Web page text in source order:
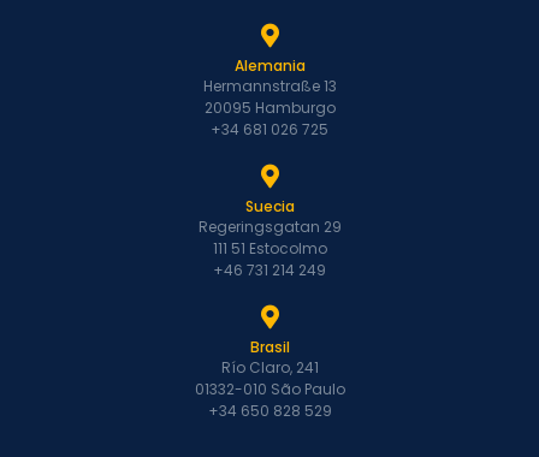
Alemania
Hermannstraße 13
20095 Hamburgo
+34 681 026 725
Suecia
Regeringsgatan 29
111 51 Estocolmo
+46 731 214 249
Brasil
Río Claro, 241
01332-010 São Paulo
+34 650 828 529